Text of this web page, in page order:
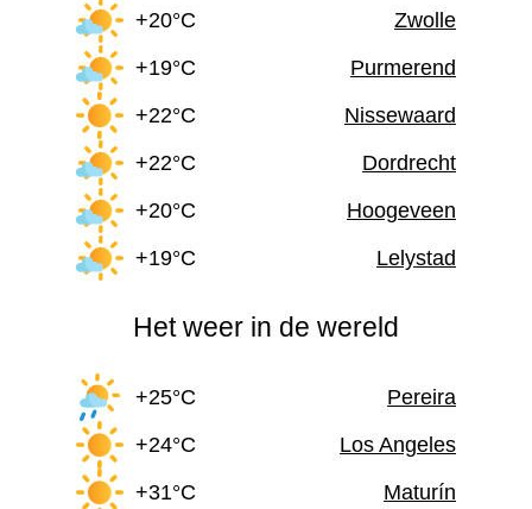
+20°C
Zwolle
+19°C
Purmerend
+22°C
Nissewaard
+22°C
Dordrecht
+20°C
Hoogeveen
+19°C
Lelystad
Het weer in de wereld
+25°C
Pereira
+24°C
Los Angeles
+31°C
Maturín